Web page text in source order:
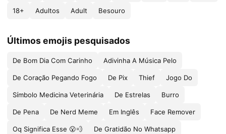
18+ Adultos Adult Besouro
Últimos emojis pesquisados
De Bom Dia Com Carinho Adivinha A Música Pelo
De Coração Pegando Fogo De Pix Thief Jogo Do
Símbolo Medicina Veterinária De Estrelas Burro
De Pena De Nerd Meme Em Inglês Face Remover
Oq Significa Esse 😮💨 De Gratidão No Whatsapp